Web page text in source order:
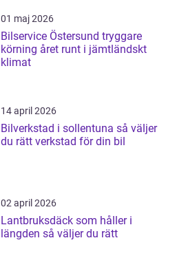
01 maj 2026
Bilservice Östersund tryggare
körning året runt i jämtländskt
klimat
14 april 2026
Bilverkstad i sollentuna så väljer
du rätt verkstad för din bil
02 april 2026
Lantbruksdäck som håller i
längden så väljer du rätt